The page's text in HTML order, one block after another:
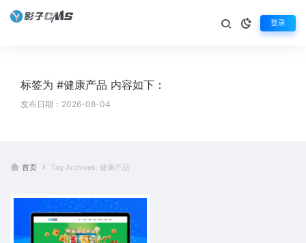
登录
标签为 #健康产品 内容如下：
发布日期：2026-08-04
首页 Tag Archives: 健康产品